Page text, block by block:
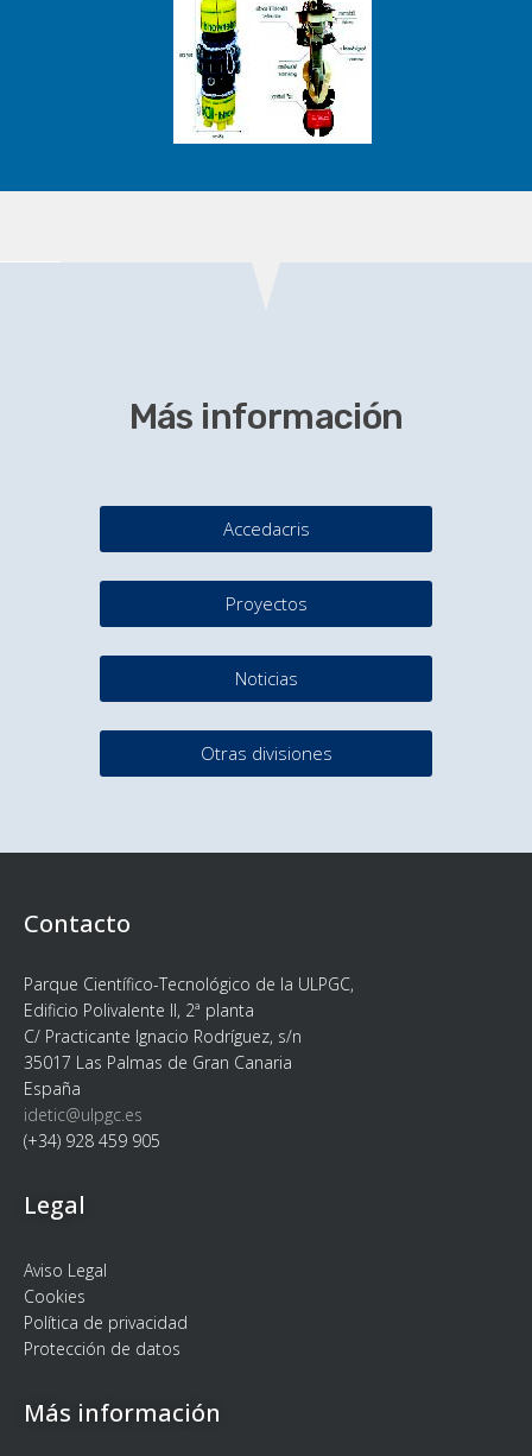
Más información
Accedacris
Proyectos
Noticias
Otras divisiones
Contacto
Parque Científico-Tecnológico de la ULPGC,
Edificio Polivalente II, 2ª planta
C/ Practicante Ignacio Rodríguez, s/n
35017 Las Palmas de Gran Canaria
España
idetic@ulpgc.es
(+34) 928 459 905
Legal
Aviso Legal
Cookies
Política de privacidad
Protección de datos
Más información